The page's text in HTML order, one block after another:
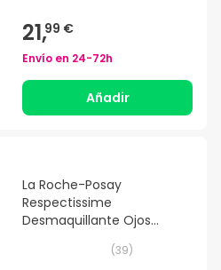
21,99 €
Envío en 24-72h
Añadir
La Roche-Posay
Respectissime
Desmaquillante Ojos
(39)